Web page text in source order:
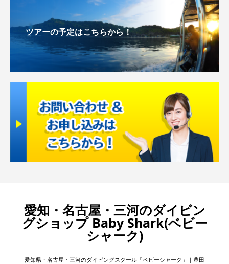
お問い合わせは
こちらから
ツアーの予定はこちらから！
愛知・名古屋・三河のダイビン
グショップ Baby Shark(ベビー
シャーク)
愛知県・名古屋・三河のダイビングスクール「ベビーシャーク」｜豊田